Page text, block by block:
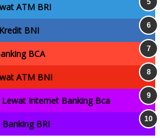
ATM BRI
BNI
BCA
ATM BNI
Internet Banking Bca
BRI